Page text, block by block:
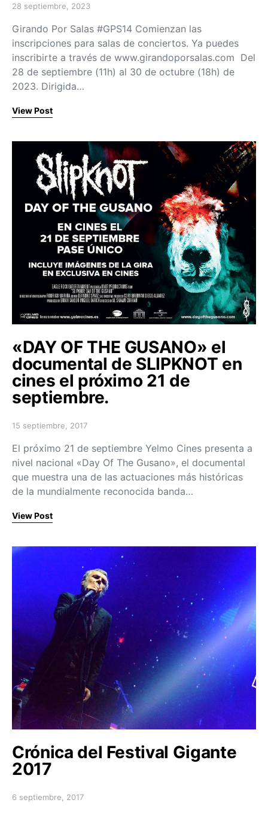
Posted on
28 septiembre, 2023
Girando Por Salas #GPS14 Comienzan las
inscripciones para salas de conciertos. Ya puedes
inscribirte a través de www.girandoporsalas.com Del
28 de septiembre (11h) al 30 de octubre (18h) de
2023. Dirigida…
View Post
«DAY OF THE GUSANO» el
documental de SLIPKNOT en
cines el próximo 21 de
septiembre.
Posted on
15 septiembre, 2017
El próximo 21 de septiembre Yelmo Cines presenta a
nivel nacional «Day Of The Gusano», el documental
que muestra una de las actuaciones más históricas
de la mundialmente reconocida banda…
View Post
Crónica del Festival Gigante
2017
Posted on
6 septiembre, 2017